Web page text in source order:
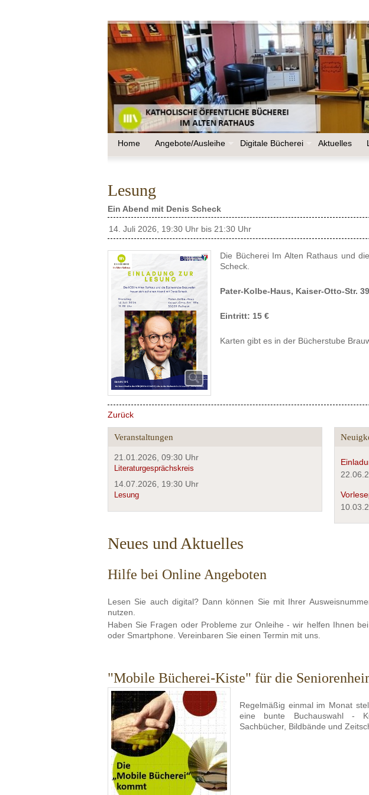
Home Angebote/Ausleihe Digitale Bücherei Aktuelles
Lesung
Ein Abend mit Denis Scheck
14. Juli 2026, 19:30 Uhr bis 21:30 Uhr
Die Bücherei Im Alten Rathaus und
Scheck.
Pater-Kolbe-Haus, Kaiser-Otto-Str.
Eintritt: 15 €
Karten gibt es in der Bücherstube
Zurück
Veranstaltungen
21.01.2026, 09:30 Uhr
Literaturgesprächskreis
14.07.2026, 19:30 Uhr
Lesung
Neues und Aktuelles
Hilfe bei Online Angeboten
Lesen Sie auch digital? Dann können Sie mit Ihrer
nutzen.
Haben Sie Fragen oder Probleme zur Onleihe - wir helfen Ihnen
oder Smartphone. Vereinbaren Sie einen Termin mit uns.
"Mobile Bücherei-Kiste" für die
Regelmäßig einmal im Monat
eine bunte Buchauswahl -
Sachbücher, Bildbände und